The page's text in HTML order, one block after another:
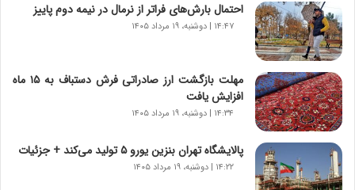
و
ر
و
ش
ن
ا
س
ت
|
ب
ر
احتمال بارش‌های فراتر از نرمال در نیمه دوم پاییز
۱۴:۴۷ | دوشنبه، ۱۹ مرداد ۱۴۰۵
مهلت بازگشت ارز صادراتی فرش دستباف به ۱۵ ماه
افزایش یافت
۱۴:۳۴ | دوشنبه، ۱۹ مرداد ۱۴۰۵
پالایشگاه تهران بنزین یورو ۵ تولید می‌کند + جزئیات
۱۴:۲۲ | دوشنبه، ۱۹ مرداد ۱۴۰۵